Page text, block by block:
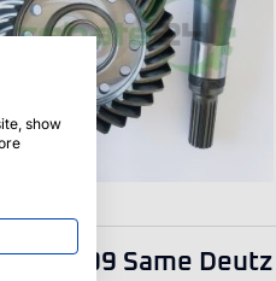
Same Deutz
show